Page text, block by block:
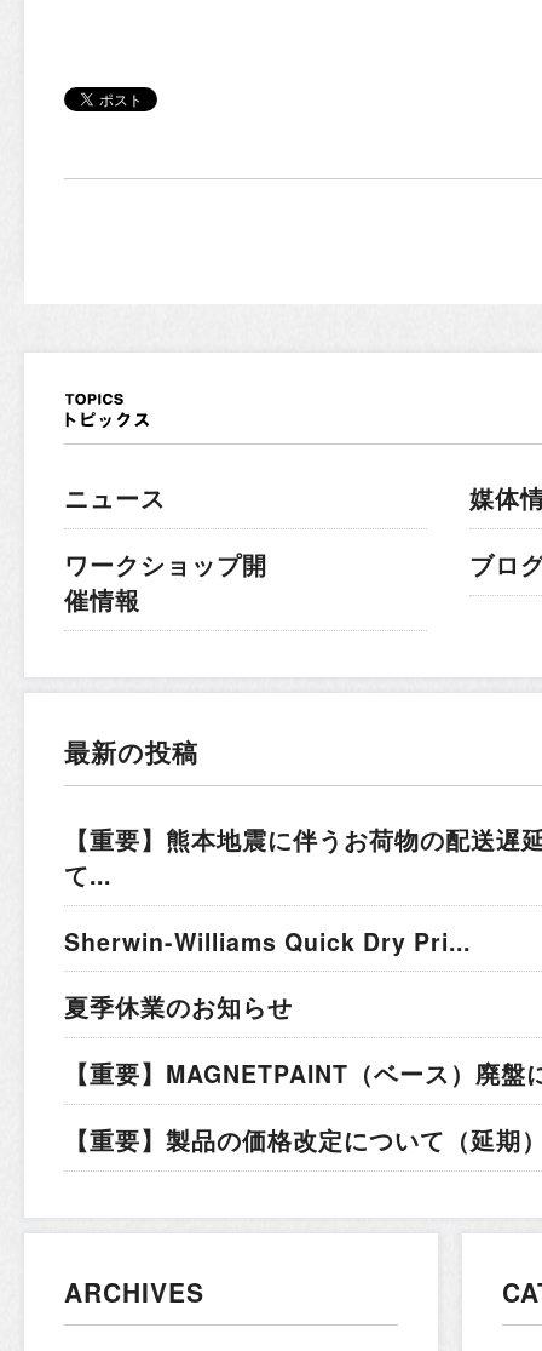
ニュース
ワークショップ開
催情報
媒体
ブロ
最新の投稿
【重要】熊本地震に伴うお荷物の配送遅
て...
Sherwin-Williams Quick Dry Pri...
夏季休業のお知らせ
【重要】MAGNETPAINT（ベース）廃
【重要】製品の価格改定について（延期
ARCHIVES